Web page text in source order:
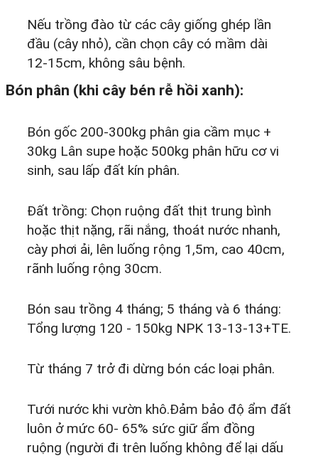
Nếu trồng đào từ các cây giống ghép lần
đầu (cây nhỏ), cần chọn cây có mầm dài
12-15cm, không sâu bệnh.
Bón phân (khi cây bén rễ hồi xanh):
Bón gốc 200-300kg phân gia cầm mục +
30kg Lân supe hoặc 500kg phân hữu cơ vi
sinh, sau lấp đất kín phân.
Đất trồng: Chọn ruộng đất thịt trung bình
hoặc thịt nặng, rãi nắng, thoát nước nhanh,
cày phơi ải, lên luống rộng 1,5m, cao 40cm,
rãnh luống rộng 30cm.
Bón sau trồng 4 tháng; 5 tháng và 6 tháng:
Tổng lượng 120 - 150kg NPK 13-13-13+TE.
Từ tháng 7 trở đi dừng bón các loại phân.
Tưới nước khi vườn khô.Đảm bảo độ ẩm đất
luôn ở mức 60- 65% sức giữ ẩm đồng
ruộng (người đi trên luống không để lại dấu